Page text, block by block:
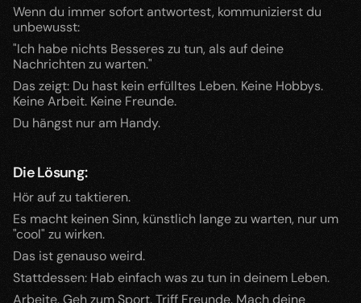
Wenn du immer sofort antwortest, kommunizierst du
unbewusst:
"Ich habe nichts Besseres zu tun, als auf deine
Nachrichten zu warten."
Das zeigt: Du hast kein erfülltes Leben. Keine Hobbys.
Keine Arbeit. Keine Freunde.
Du hängst nur am Handy.
Die Lösung:
Hör auf zu taktieren.
Es macht keinen Sinn, künstlich lange zu warten, nur um
"cool" zu wirken.
Das ist genauso weird.
Stattdessen: Hab einfach was zu tun in deinem Leben.
Arbeite. Geh zum Sport. Triff Freunde. Mach deine